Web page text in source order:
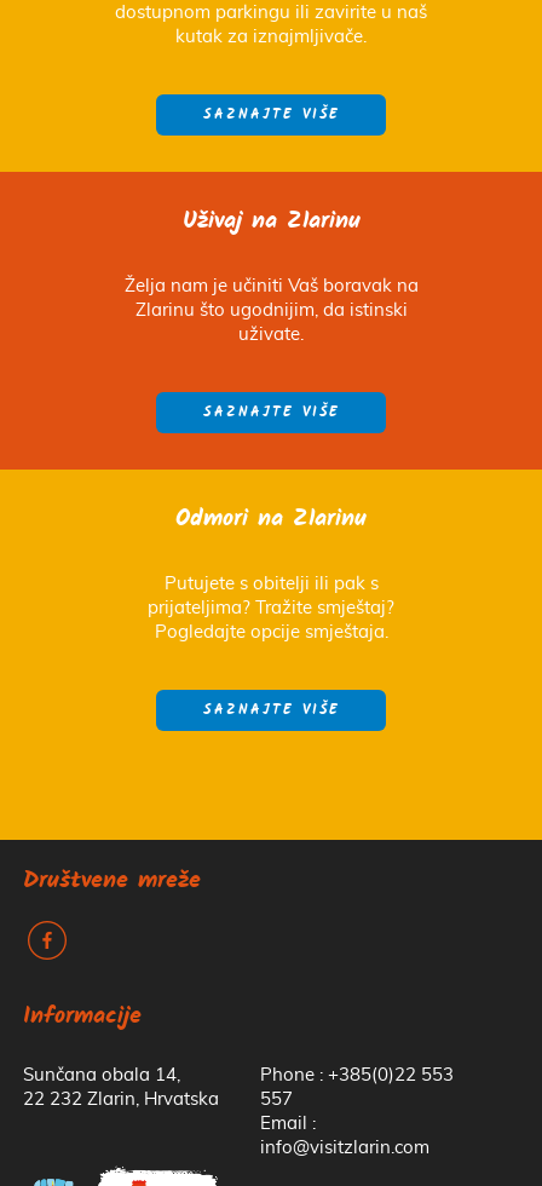
dostupnom parkingu ili zavirite u naš
kutak za iznajmljivače.
SAZNAJTE VIŠE
Uživaj na Zlarinu
Želja nam je učiniti Vaš boravak na
Zlarinu što ugodnijim, da istinski
uživate.
SAZNAJTE VIŠE
Odmori na Zlarinu
Putujete s obitelji ili pak s
prijateljima? Tražite smještaj?
Pogledajte opcije smještaja.
SAZNAJTE VIŠE
Društvene mreže
k
Informacije
Sunčana obala 14,
22 232 Zlarin, Hrvatska
Phone : +385(0)22 553
557
Email :
info@visitzlarin.com